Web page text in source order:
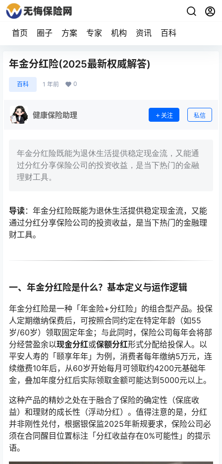
首页 圈子 方案 专家 机构 资讯 百科
年金分红险(2025最新权威解答)
百科 1 年前 0
健康保险助理 关注 私信
年金分红险既能为退休生活提供稳定现金流，又能通
过分红分享保险公司的投资收益，是当下热门的金融
理财工具。
导读：年金分红险既能为退休生活提供稳定现金流，又能
通过分红分享保险公司的投资收益，是当下热门的金融理
财工具。
一、年金分红险是什么？基本定义与运作逻辑
年金分红险是一种「年金险+分红险」的组合型产品。投保
人定期缴纳保费后，可按照合同约定在特定年龄（如55
岁/60岁）领取固定年金；与此同时，保险公司每年会将部
分经营盈余以现金分红或保额分红形式分配给投保人。以
平安人寿的「颐享年年」为例，消费者每年缴纳5万元，连
续缴费10年后，从60岁开始每月可领取约4200元基础年
金，叠加年度分红后实际领取金额可能达到5000元以上。
这种产品的精妙之处在于融合了保险的确定性（保底收
益）和理财的成长性（浮动分红）。值得注意的是，分红
并非刚性兑付，根据银保监2025年新规要求，保险公司必
须在合同醒目位置标注「分红收益存在0%可能性」的提示
语。